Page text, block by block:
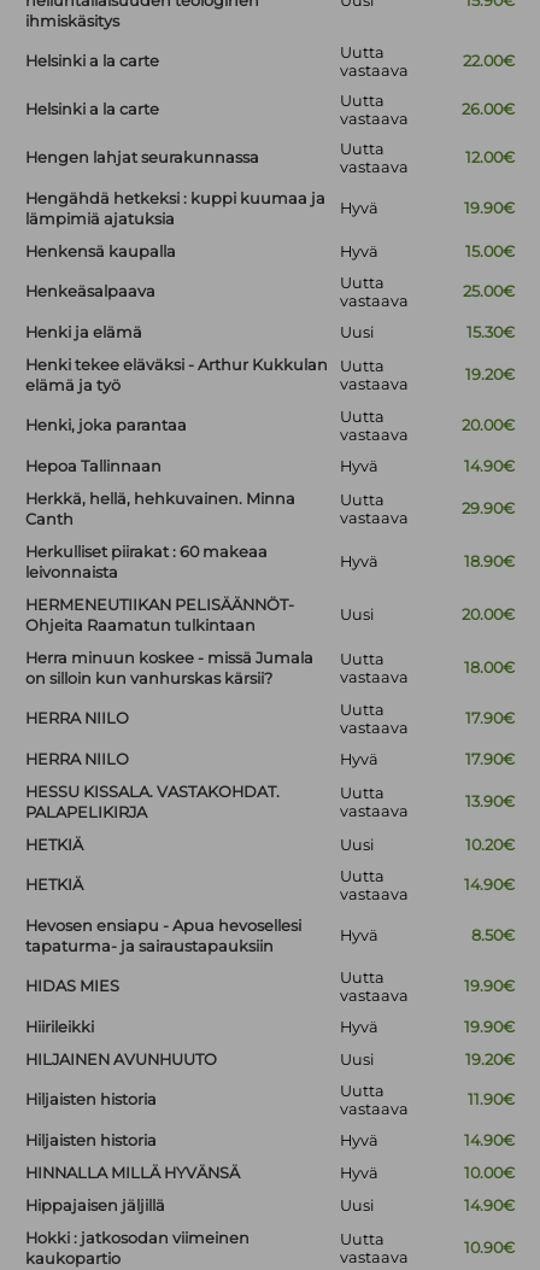
ihmiskäsitys
Helsinki a la carte
Uutta
vastaava
22.00€
Helsinki a la carte
Uutta
vastaava
26.00€
Hengen lahjat seurakunnassa
Uutta
vastaava
12.00€
Hengähdä hetkeksi : kuppi kuumaa ja
lämpimiä ajatuksia
Hyvä 19.90€
Henkensä kaupalla Hyvä 15.00€
Henkeäsalpaava
Uutta
vastaava
25.00€
Henki ja elämä Uusi
15.30€
Henki tekee eläväksi - Arthur Kukkulan
elämä ja työ
Uutta
vastaava
19.20€
Henki, joka parantaa
Uutta
vastaava
20.00€
Hepoa Tallinnaan Hyvä
14.90€
Herkkä, hellä, hehkuvainen. Minna
Canth
Uutta
vastaava
29.90€
Herkulliset piirakat : 60 makeaa
leivonnaista
Hyvä 18.90€
HERMENEUTIIKAN PELISÄÄNNÖT-
Ohjeita Raamatun tulkintaan
Uusi 20.00€
Herra minuun koskee - missä Jumala
on silloin kun vanhurskas kärsii?
Uutta
vastaava
18.00€
HERRA NIILO
Uutta
vastaava
17.90€
HERRA NIILO Hyvä
17.90€
HESSU KISSALA. VASTAKOHDAT.
PALAPELIKIRJA
Uutta
vastaava
13.90€
HETKIÄ Uusi 10.20€
HETKIÄ
Uutta
vastaava
14.90€
Hevosen ensiapu - Apua hevosellesi
tapaturma- ja sairaustapauksiin
Hyvä 8.50€
HIDAS MIES
Uutta
vastaava
19.90€
Hiirileikki Hyvä
19.90€
HILJAINEN AVUNHUUTO
Uusi 19.20€
Hiljaisten historia
Uutta
vastaava
11.90€
Hiljaisten historia Hyvä
14.90€
HINNALLA MILLÄ HYVÄNSÄ
Hyvä
10.00€
Hippajaisen jäljillä
Uusi
14.90€
Hokki : jatkosodan viimeinen
kaukopartio
Uutta
vastaava
10.90€